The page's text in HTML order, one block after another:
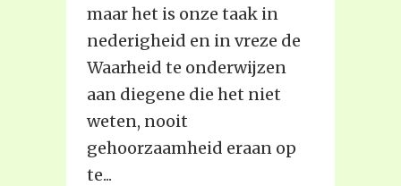
maar het is onze taak in
nederigheid en in vreze de
Waarheid te onderwijzen
aan diegene die het niet
weten, nooit
gehoorzaamheid eraan op
te...